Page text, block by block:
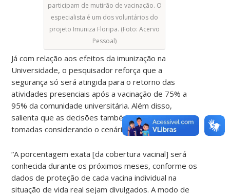
participam de mutirão de vacinação. O
especialista é um dos voluntários do
projeto Imuniza Floripa. (Foto: Acervo
Pessoal)
Já com relação aos efeitos da imunização na
Universidade, o pesquisador reforça que a
segurança só será atingida para o retorno das
atividades presenciais após a vacinação de 75% a
95% da comunidade universitária. Além disso,
salienta que as decisões também devem ser
tomadas considerando o cenário epidemiológico.
“A porcentagem exata [da cobertura vacinal] será
conhecida durante os próximos meses, conforme os
dados de proteção de cada vacina individual na
situação de vida real sejam divulgados. A modo de